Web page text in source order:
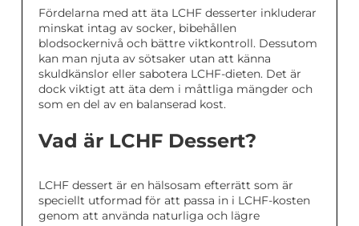
Fördelarna med att äta LCHF desserter inkluderar
minskat intag av socker, bibehållen
blodsockernivå och bättre viktkontroll. Dessutom
kan man njuta av sötsaker utan att känna
skuldkänslor eller sabotera LCHF-dieten. Det är
dock viktigt att äta dem i måttliga mängder och
som en del av en balanserad kost.
Vad är LCHF Dessert?
LCHF dessert är en hälsosam efterrätt som är
speciellt utformad för att passa in i LCHF-kosten
genom att använda naturliga och lägre